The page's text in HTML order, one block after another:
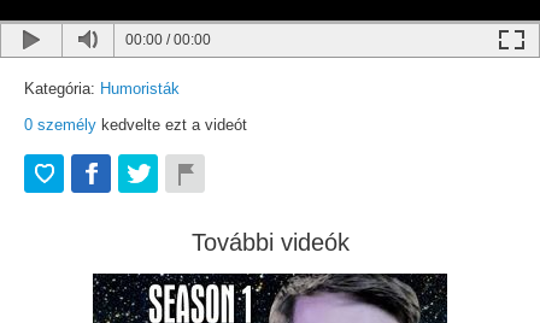
00:00 /00:00
Kategória: Humoristák
0 személy kedvelte ezt a videót
További videók